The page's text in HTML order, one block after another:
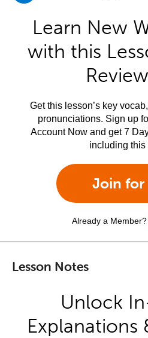
Learn New
with this
Get this lesson’s key
pronunciations. Sign up
Account Now and get 7
including this
Join for
Already a Member?
Lesson Notes
Unlock
Explanations